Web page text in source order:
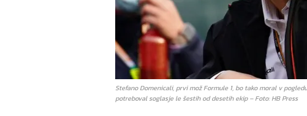
Stefano Domenicali, prvi mož Formule 1, bo tako moral v
potreboval soglasje le šestih od desetih ekip – Foto: HB Press